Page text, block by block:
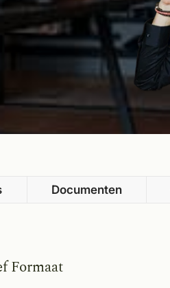
Documenten
Formaat